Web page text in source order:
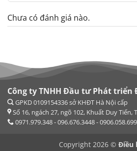
Chưa có đánh giá nào.
Công ty TNHH Đầu tư Phát triển
Copyright 2026 © Điều